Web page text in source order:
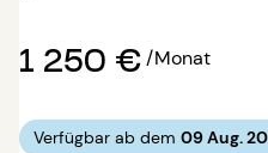
1 250 €/Monat
Verfügbar ab dem 09 Aug.